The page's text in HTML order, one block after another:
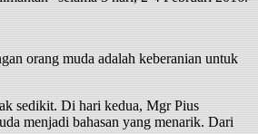
orang muda adalah keberanian untuk
sedikit. Di hari kedua, Mgr Pius
menjadi bahasan yang menarik. Dari